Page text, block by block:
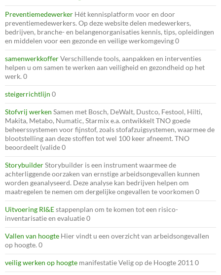
Preventiemedewerker Hét kennisplatform voor en door
preventiemedewerkers. Op deze website delen medewerkers,
bedrijven, branche- en belangenorganisaties kennis, tips, opleidingen
en middelen voor een gezonde en veilige werkomgeving 0
samenwerkkofferVerschillende tools, aanpakken en interventies
helpen u om samen te werken aan veiligheid en gezondheid op het
werk. 0
steigerrichtlijn 0
Stofvrij werken Samen met Bosch, DeWalt, Dustco, Festool, Hilti,
Makita, Metabo, Numatic, Starmix e.a. ontwikkelt TNO goede
beheerssystemen voor fijnstof, zoals stofafzuigsystemen, waarmee de
blootstelling aan deze stoffen tot wel 100 keer afneemt. TNO
beoordeelt (valide 0
StorybuilderStorybuilder is een instrument waarmee de
achterliggende oorzaken van ernstige arbeidsongevallen kunnen
worden geanalyseerd. Deze analyse kan bedrijven helpen om
maatregelen te nemen om dergelijke ongevallen te voorkomen 0
Uitvoering RI&Estappenplan om te komen tot een risico-
inventarisatie en evaluatie 0
Vallen van hoogte Hier vindt u een overzicht van arbeidsongevallen
op hoogte. 0
veilig werken op hoogte manifestatie Velig op de Hoogte 2011 0